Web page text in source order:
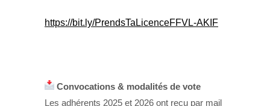
https://bit.ly/PrendsTaLicenceFFVL-AKIF
Convocations & modalités de vote
Les adhérents 2025 et 2026 ont reçu par mail